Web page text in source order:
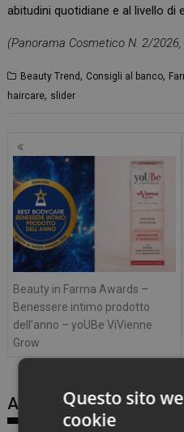
abitudini quotidiane e al livello di
(Panorama Cosmetico N. 2/
Beauty Trend, Consigli al banco,
haircare, slider
Navigazione
articoli
Beauty in Farma Awards –
Benessere intimo prodotto
dell’anno – yoUBe ViVienne
Grow
Articoli correlati
Questo sito
cookie